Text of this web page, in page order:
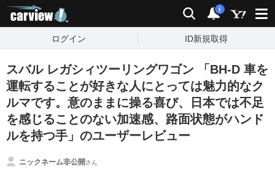
検索 通知
i
ログイン ID新規取得
スバル レガシィツーリングワゴン 「BH-D 車を
運転することが好きな人にとっては魅力的なク
ルマです。意のままに操る喜び、日本では不足
を感じることのない加速感、路面状態がハンド
ルを持つ手」のユーザーレビュー
ニックネーム非公開さん